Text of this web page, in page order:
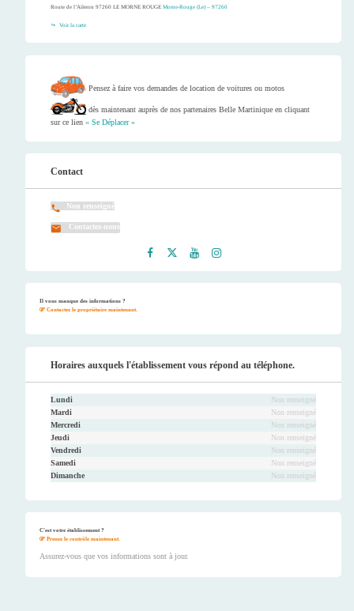
Route de l’Aileron 97260 LE MORNE ROUGE Morne-Rouge (Le) – 97260
Voir la carte
Pensez à faire vos demandes de location de voitures ou motos
dès maintenant auprès de nos partenaires Belle Martinique en cliquant
sur ce lien « Se Déplacer »
Contact
Non renseigné
Contactez-nous
Il vous manque des informations ?
Contactez le propriétaire maintenant.
Horaires auxquels l'établissement vous répond au téléphone.
Lundi
Non renseigné
Mardi
Non renseigné
Mercredi
Non renseigné
Jeudi
Non renseigné
Vendredi
Non renseigné
Samedi
Non renseigné
Dimanche
Non renseigné
C'est votre établissement ?
Prenez le contrôle maintenant.
Assurez-vous que vos informations sont à jour.